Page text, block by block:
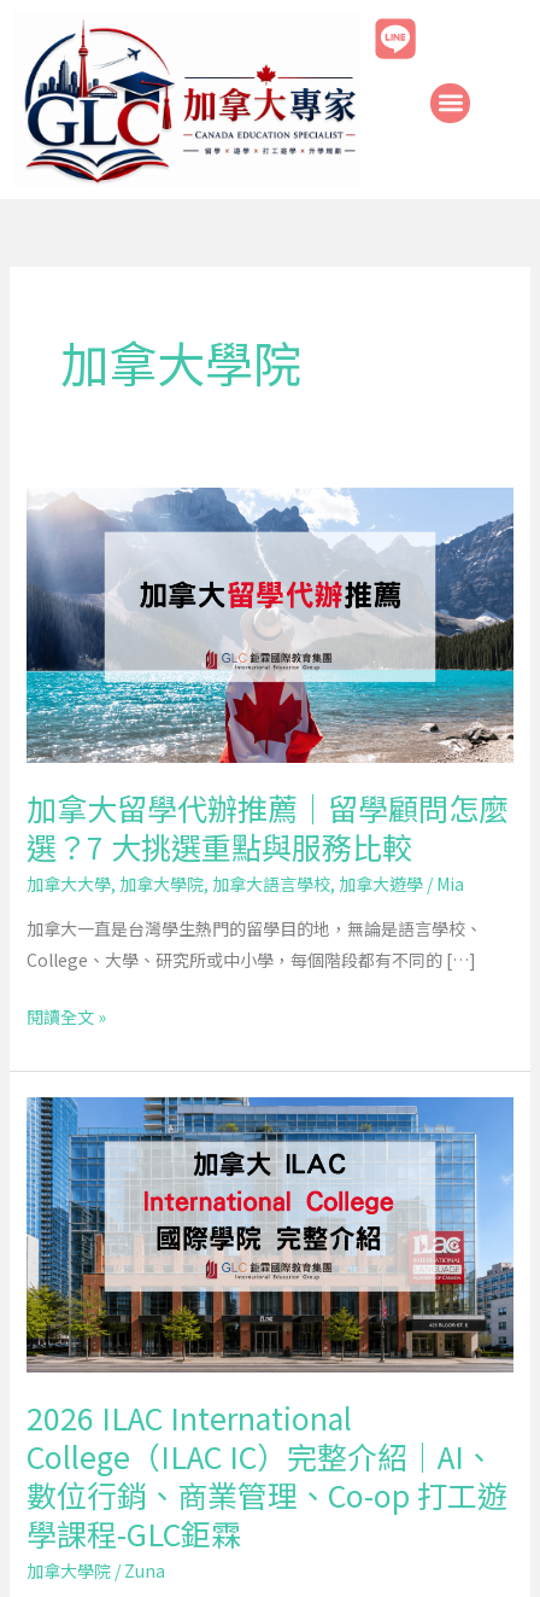
加拿大學院
加拿大留學代辦推薦｜留學顧問怎麼
選？7 大挑選重點與服務比較
加拿大大學, 加拿大學院, 加拿大語言學校, 加拿大遊學/Mia
加拿大一直是台灣學生熱門的留學目的地，無論是語言學校、
College、大學、研究所或中小學，每個階段都有不同的 […]
拿
大
留
學
代
辦
推
薦
留
學
顧
怎
麼
選？
大
挑
選
重
點
與
服
務
比
較
閱讀全文 »
2026 ILAC International
College（ILAC IC）完整介紹｜AI、
數位行銷、商業管理、Co-op 打工遊
學課程-GLC鉅霖
加拿大學院/Zuna
2026
ILAC
International
College（ILAC
IC）
完
整
介
紹
AI、
數
位
行
銷、
商